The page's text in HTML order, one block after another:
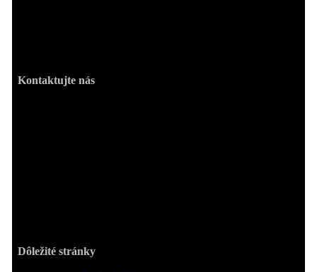
Kontaktujte nás
Dôležité stránky